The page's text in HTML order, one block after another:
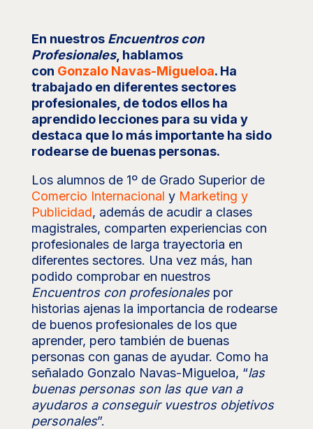
En nuestros Encuentros con
Profesionales, hablamos
con Gonzalo Navas-Migueloa. Ha
trabajado en diferentes sectores
profesionales, de todos ellos ha
aprendido lecciones para su vida y
destaca que lo más importante ha sido
rodearse de buenas personas.
Los alumnos de 1º de Grado Superior de
Comercio Internacional y Marketing y
Publicidad, además de acudir a clases
magistrales, comparten experiencias con
profesionales de larga trayectoria en
diferentes sectores. Una vez más, han
podido comprobar en nuestros
Encuentros con profesionales por
historias ajenas la importancia de rodearse
de buenos profesionales de los que
aprender, pero también de buenas
personas con ganas de ayudar. Como ha
señalado Gonzalo Navas-Migueloa, “las
buenas personas son las que van a
ayudaros a conseguir vuestros objetivos
personales”.